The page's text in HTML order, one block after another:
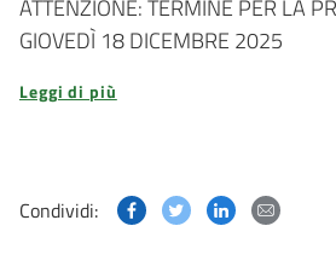
ATTENZIONE: TERMINE PER LA
GIOVEDÌ 18 DICEMBRE 2025
Leggi di più
Condividi: Condividi questa
CondividiCondividi